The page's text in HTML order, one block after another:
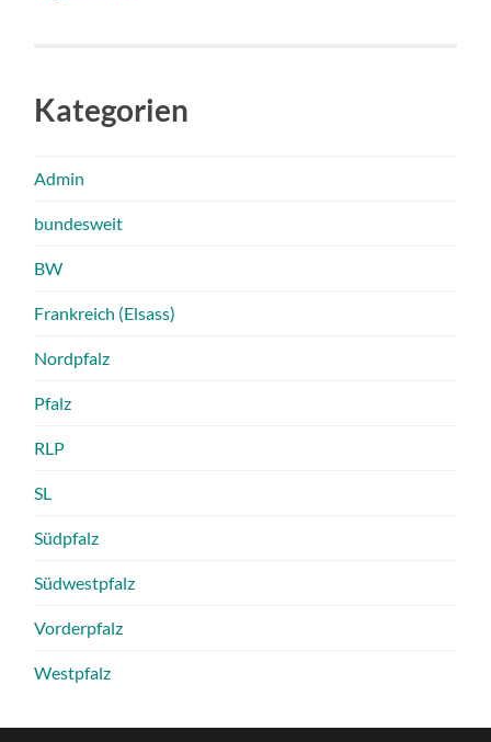
Kategorien
Admin
bundesweit
BW
Frankreich (Elsass)
Nordpfalz
Pfalz
RLP
SL
Südpfalz
Südwestpfalz
Vorderpfalz
Westpfalz